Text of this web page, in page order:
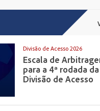
Divisão de Acesso 2026
Escala de
para a 4ª rodada da
Divisão de Acesso